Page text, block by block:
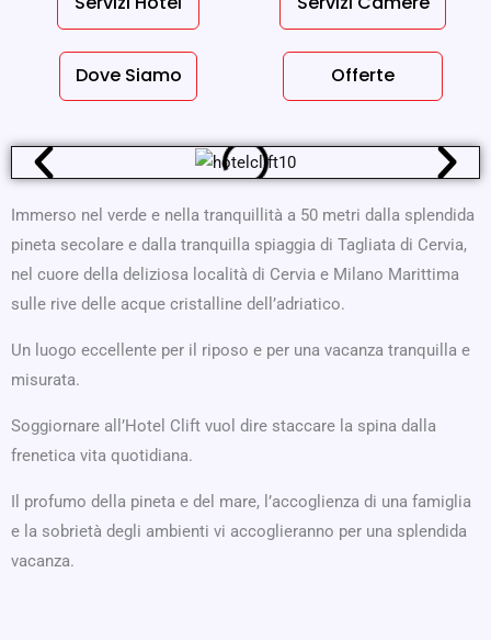
Dove Siamo Offerte
Immerso nel verde e nella tranquillità a 50 metri dalla splendida
pineta secolare e dalla tranquilla spiaggia di Tagliata di Cervia,
nel cuore della deliziosa località di Cervia e Milano Marittima
sulle rive delle acque cristalline dell’adriatico.
Un luogo eccellente per il riposo e per una vacanza tranquilla e
misurata.
Soggiornare all’Hotel Clift vuol dire staccare la spina dalla
frenetica vita quotidiana.
Il profumo della pineta e del mare, l’accoglienza di una famiglia
e la sobrietà degli ambienti vi accoglieranno per una splendida
vacanza.